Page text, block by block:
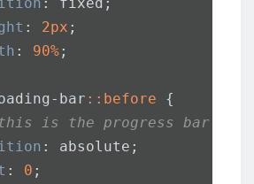
: 2px ;
: 90%;
bar ::before {
is the progress bar
: absolute;
: 0 ;